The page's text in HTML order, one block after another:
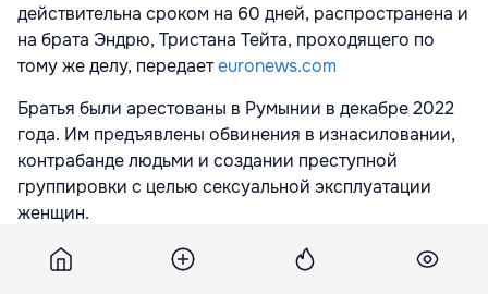
действительна сроком на 60 дней, распространена и
на брата Эндрю, Тристана Тейта, проходящего по
тому же делу, передаетeuronews.com
Братья были арестованы в Румынии в декабре 2022
года. Им предъявлены обвинения в изнасиловании,
контрабанде людьми и создании преступной
группировки с целью сексуальной эксплуатации
женщин.
В марте 2023-го по решению суда их отправили под